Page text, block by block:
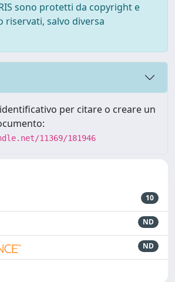
sono protetti da copyright e
salvo diversa
per citare o creare un
11369/181946
10
ND
ND